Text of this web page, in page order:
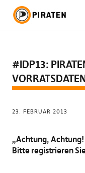
#IDP13:
23. FEBRUAR 2013
„Achtung,
Bitte registrieren